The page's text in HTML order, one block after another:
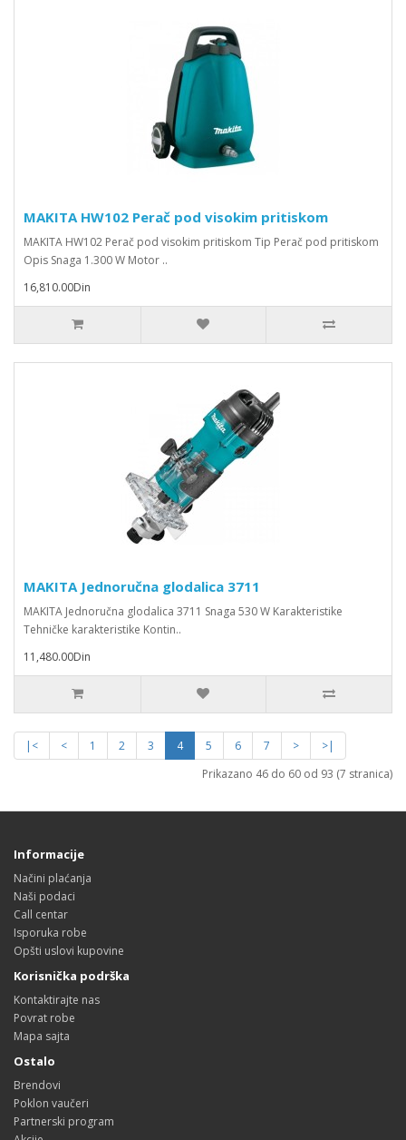
MAKITA HW102 Perač pod visokim pritiskom
MAKITA HW102 Perač pod visokim pritiskom Tip Perač pod pritiskom
Opis Snaga 1.300 W Motor ..
16,810.00Din
MAKITA Jednoručna glodalica 3711
MAKITA Jednoručna glodalica 3711 Snaga 530 W Karakteristike
Tehničke karakteristike Kontin..
11,480.00Din
|< < 1 2 3 4 5 6 7 >
>|
Prikazano 46 do 60 od 93 (7 stranica)
Informacije
Načini plaćanja
Naši podaci
Call centar
Isporuka robe
Opšti uslovi kupovine
Korisnička podrška
Kontaktirajte nas
Povrat robe
Mapa sajta
Ostalo
Brendovi
Poklon vaučeri
Partnerski program